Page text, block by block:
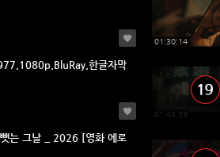
01:30:14
한글자막
01:45:39
그날 _ 2026 [영화 에로